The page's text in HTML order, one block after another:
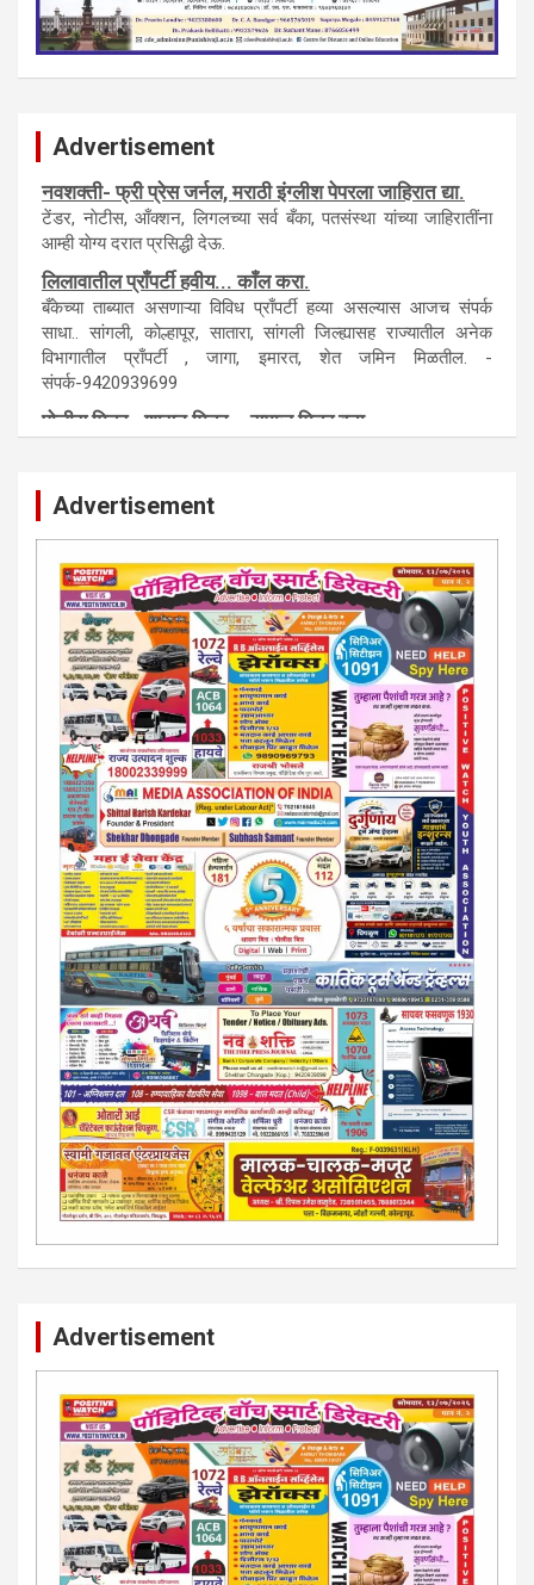
Advertisement
नवशक्ती- फ्री प्रेस जर्नल, मराठी इंग्लीश पेपरला जाहिरात द्या.
टेंडर, नाेटीस, आँक्शन, लिगलच्या सर्व बँका, पतसंस्था यांच्या जाहिरातींना
आम्ही याेग्य दरात प्रसिद्धी देऊ.
लिलावातील प्राँपर्टी हवीय... काँल करा.
बँकेच्या ताब्यात असणाऱ्या विविध प्राँपर्टी हव्या असल्यास आजच संपर्क
साधा.. सांगली, काेल्हापूर, सातारा, सांगली जिल्ह्यासह राज्यातील अनेक
विभागातील प्राँपर्टी , जागा, इमारत, शेत जमिन मिळतील. -
संपर्क-9420939699
कायदेशीर सल्ला या मार्गदर्शन पाहिजे. संपर्क साधा-
परिस्थितीनुसार तुम्ही जर आर्थिक, शैक्षणिक, सामाजिक समस्या, गुन्हेगारी,
शारीरीक त्रास, फसवणूक सारख्या प्रकरणात अडकला असाल, काेर्टाची
पायरी चढला असाल तर चिंता नकाे.. आम्ही मदत करू. मार्गदर्शन करू,
कायदेशीर सल्ला देऊ. - आजच संपर्क साधा- भारत साेनुले-8888207374
या AD सतिश कुंभार -9860944728
मराठी.. इंग्रजी पेपरला जाहिरात द्यायची संपर्क साधा..
मराठी इंग्रजी दैनिकासाठी जिल्हा, राज्य आवृत्तीसाठी जाहिराती स्विकारल्या
जातील. नवशक्ती, फ्री प्रेस जर्नल साठी तुम्हीही तुमच्या नाेटीस द्या. बँक,
13/213/4 सेल्स , डिमांड नाेटीस इतरांच्यापेक्षा वाजवी दरात आम्ही आपली
जाहिरात पब्लिश करू. माेबा. 9420939699
Advertisement
Advertisement